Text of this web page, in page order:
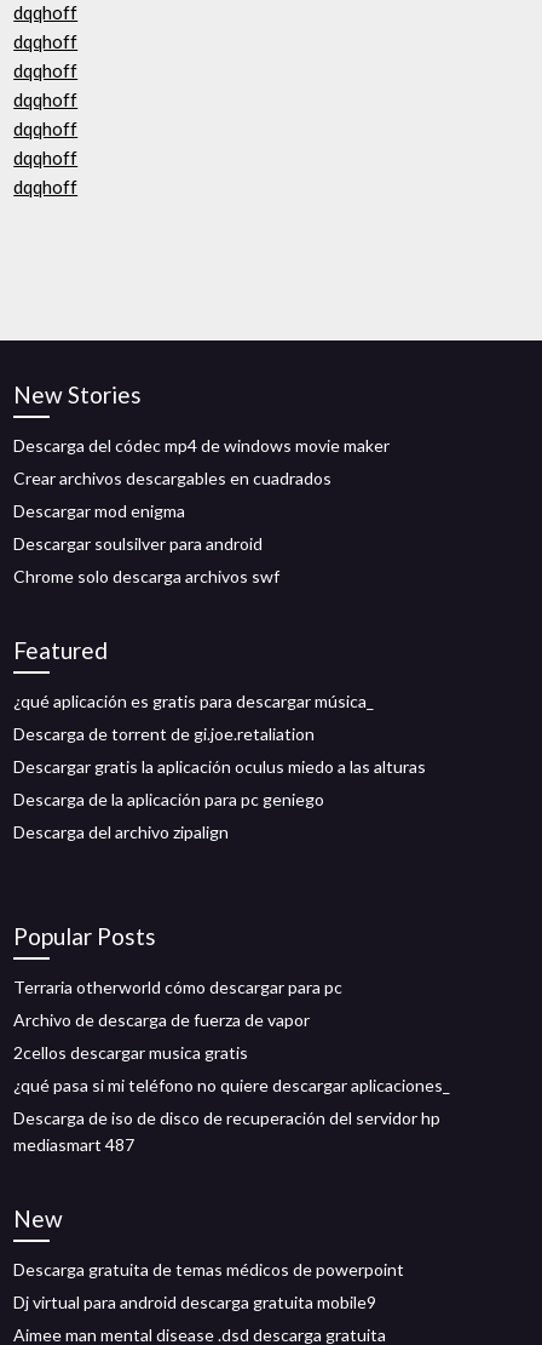
dqqhoff
dqqhoff
dqqhoff
dqqhoff
dqqhoff
dqqhoff
dqqhoff
New Stories
Descarga del códec mp4 de windows movie maker
Crear archivos descargables en cuadrados
Descargar mod enigma
Descargar soulsilver para android
Chrome solo descarga archivos swf
Featured
¿qué aplicación es gratis para descargar música_
Descarga de torrent de gi.joe.retaliation
Descargar gratis la aplicación oculus miedo a las alturas
Descarga de la aplicación para pc geniego
Descarga del archivo zipalign
Popular Posts
Terraria otherworld cómo descargar para pc
Archivo de descarga de fuerza de vapor
2cellos descargar musica gratis
¿qué pasa si mi teléfono no quiere descargar aplicaciones_
Descarga de iso de disco de recuperación del servidor hp
mediasmart 487
New
Descarga gratuita de temas médicos de powerpoint
Dj virtual para android descarga gratuita mobile9
Aimee man mental disease .dsd descarga gratuita